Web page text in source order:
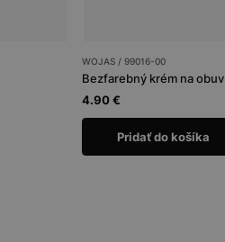
WOJAS / 99016-00
Bezfarebný krém na obuv
4.90 €
Pridať do košíka